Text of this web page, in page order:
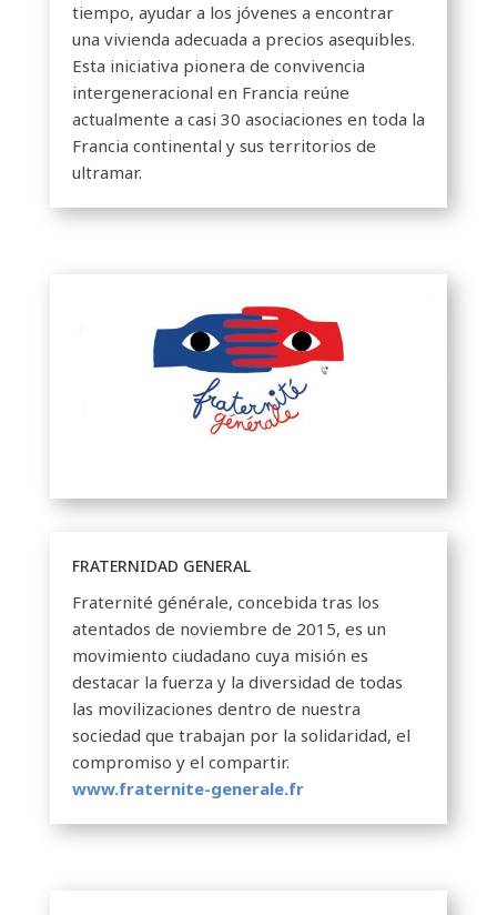
tiempo, ayudar a los jóvenes a encontrar
una vivienda adecuada a precios asequibles.
Esta iniciativa pionera de convivencia
intergeneracional en Francia reúne
actualmente a casi 30 asociaciones en toda la
Francia continental y sus territorios de
ultramar.
FRATERNIDAD GENERAL
Fraternité générale, concebida tras los
atentados de noviembre de 2015, es un
movimiento ciudadano cuya misión es
destacar la fuerza y ​​la diversidad de todas
las movilizaciones dentro de nuestra
sociedad que trabajan por la solidaridad, el
compromiso y el compartir.
www.fraternite-generale.fr